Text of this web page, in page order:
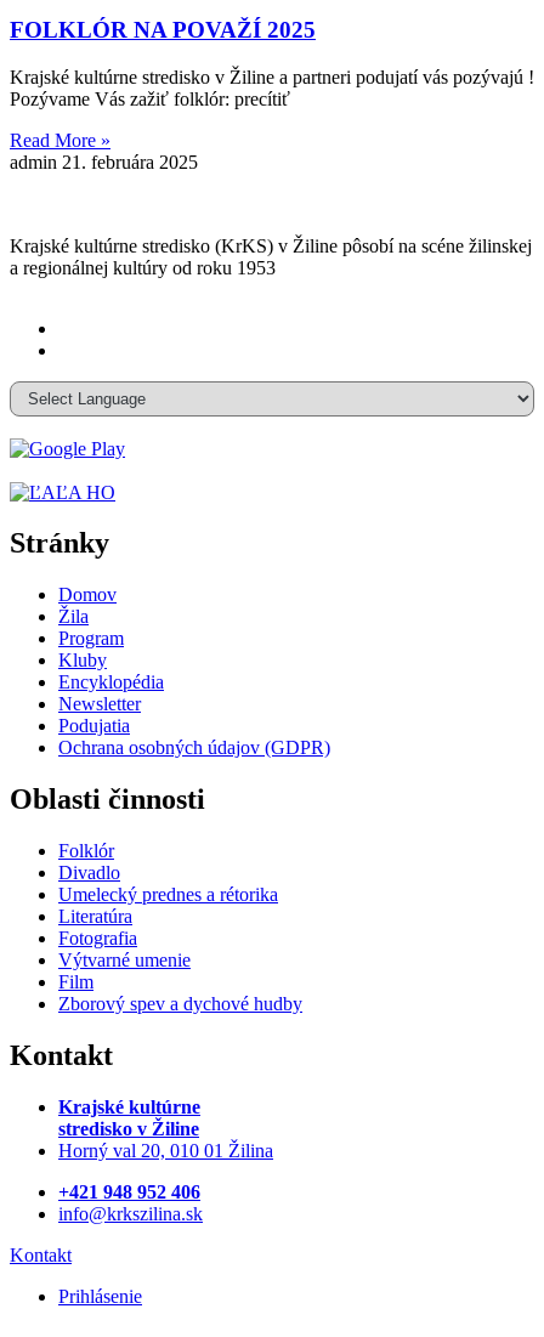
FOLKLÓR NA POVAŽÍ 2025
Krajské kultúrne stredisko v Žiline a partneri podujatí vás pozývajú !
Pozývame Vás zažiť folklór: precítiť
Read More »
admin 21. februára 2025
Krajské kultúrne stredisko (KrKS) v Žiline pôsobí na scéne žilinskej
a regionálnej kultúry od roku 1953
Stránky
Domov
Žila
Program
Kluby
Encyklopédia
Newsletter
Podujatia
Ochrana osobných údajov (GDPR)
Oblasti činnosti
Folklór
Divadlo
Umelecký prednes a rétorika
Literatúra
Fotografia
Výtvarné umenie
Film
Zborový spev a dychové hudby
Kontakt
Krajské kultúrne
stredisko v Žiline
Horný val 20, 010 01 Žilina
+421 948 952 406
info@krkszilina.sk
Kontakt
Prihlásenie